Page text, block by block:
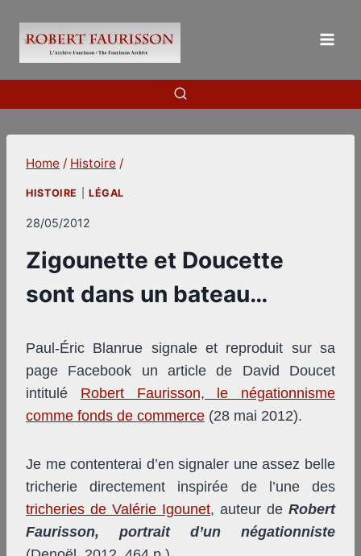
content
Home / Histoire /
HISTOIRE LÉGAL
28/05/2012
Zigounette et Doucette
sont dans un bateau…
Paul-Éric Blanrue signale et reproduit sur sa
page Facebook un article de David Doucet
intitulé Robert Faurisson, le négationnisme
comme fonds de commerce (28 mai 2012).
Je me contenterai d’en signaler une assez belle
tricherie directement inspirée de l’une des
tricheries de Valérie Igounet, auteur de Robert
Faurisson, portrait d’un négationniste